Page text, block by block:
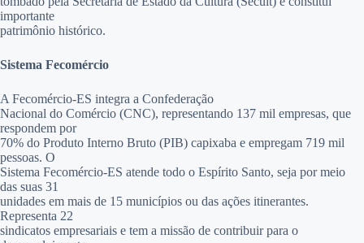
importante
patrimônio histórico.
Sistema Fecomércio
A Fecomércio-ES integra a Confederação
Nacional do Comércio (CNC), representando 137 mil empresas, que
respondem por
70% do Produto Interno Bruto (PIB) capixaba e empregam 719 mil
pessoas. O
Sistema Fecomércio-ES atende todo o Espírito Santo, seja por meio
das suas 31
unidades em mais de 15 municípios ou das ações itinerantes.
Representa 22
sindicatos empresariais e tem a missão de contribuir para o